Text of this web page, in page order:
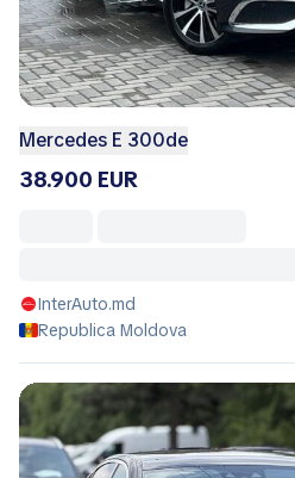
Mercedes E 300de
38.900 EUR
InterAuto.md
Republica Moldova